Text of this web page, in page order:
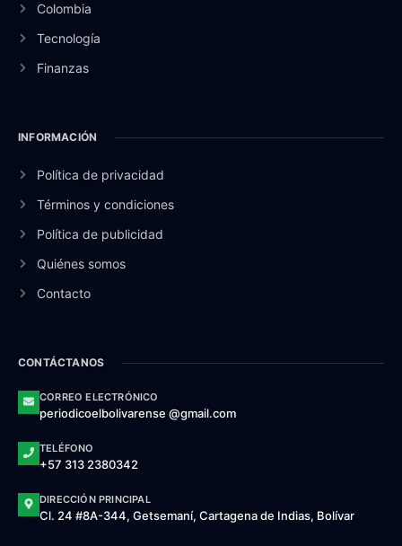
Colombia
Tecnología
Finanzas
INFORMACIÓN
Política de privacidad
Términos y condiciones
Política de publicidad
Quiénes somos
Contacto
CONTÁCTANOS
CORREO ELECTRÓNICO
periodicoelbolivarense @gmail.com
TELÉFONO
+57 313 2380342
DIRECCIÓN PRINCIPAL
Cl. 24 #8A-344, Getsemaní, Cartagena de Indias, Bolívar